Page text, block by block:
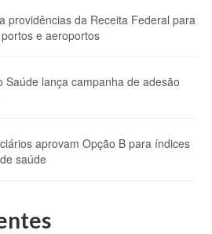
providências da Receita Federal para
e aeroportos
Saúde lança campanha de adesão
aprovam Opção B para índices
saúde